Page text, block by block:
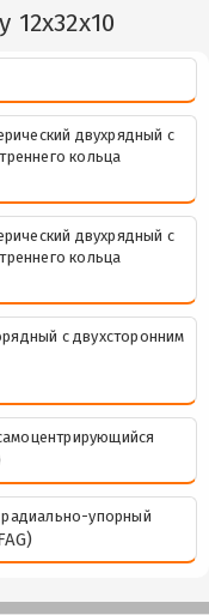
двухрядный с
кольца
двухрядный с
кольца
с двухсторонним
упорный